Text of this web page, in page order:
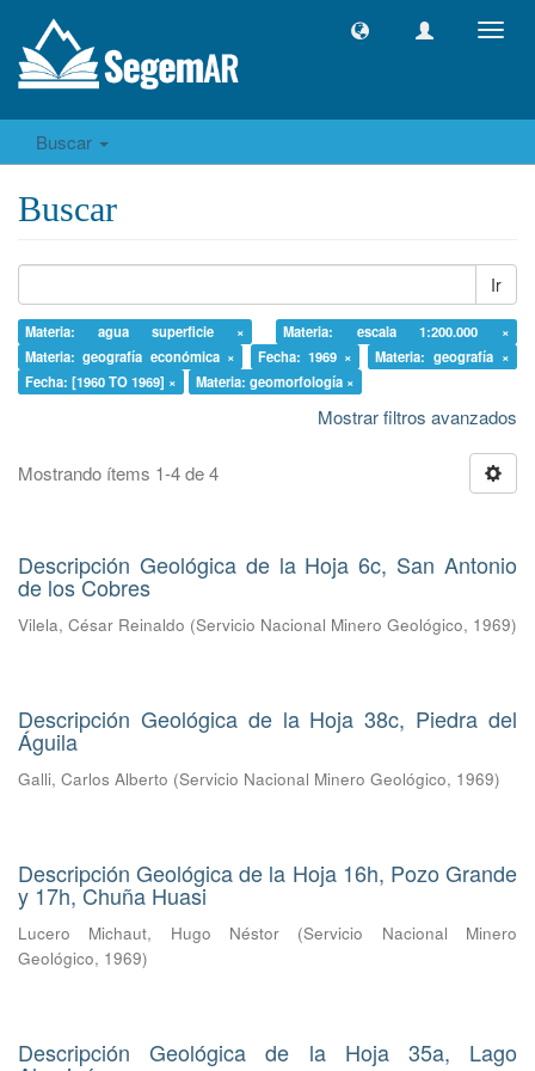
Buscar
Buscar
Ir
Materia: agua superficie ×
Materia: escala 1:200.000 ×
Materia: geografía económica ×
Fecha: 1969 ×
Materia: geografía ×
Fecha: [1960 TO 1969] ×
Materia: geomorfología ×
Mostrar filtros avanzados
Mostrando ítems 1-4 de 4
Descripción Geológica de la Hoja 6c, San Antonio
de los Cobres
Vilela, César Reinaldo (Servicio Nacional Minero Geológico, 1969)
Descripción Geológica de la Hoja 38c, Piedra del
Águila
Galli, Carlos Alberto (Servicio Nacional Minero Geológico, 1969)
Descripción Geológica de la Hoja 16h, Pozo Grande
y 17h, Chuña Huasi
Lucero Michaut, Hugo Néstor (Servicio Nacional Minero
Geológico, 1969)
Descripción Geológica de la Hoja 35a, Lago